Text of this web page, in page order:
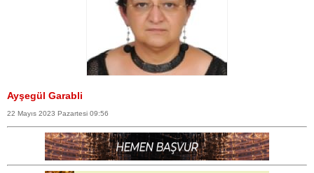
Ayşegül Garabli
22 Mayıs 2023 Pazartesi 09:56